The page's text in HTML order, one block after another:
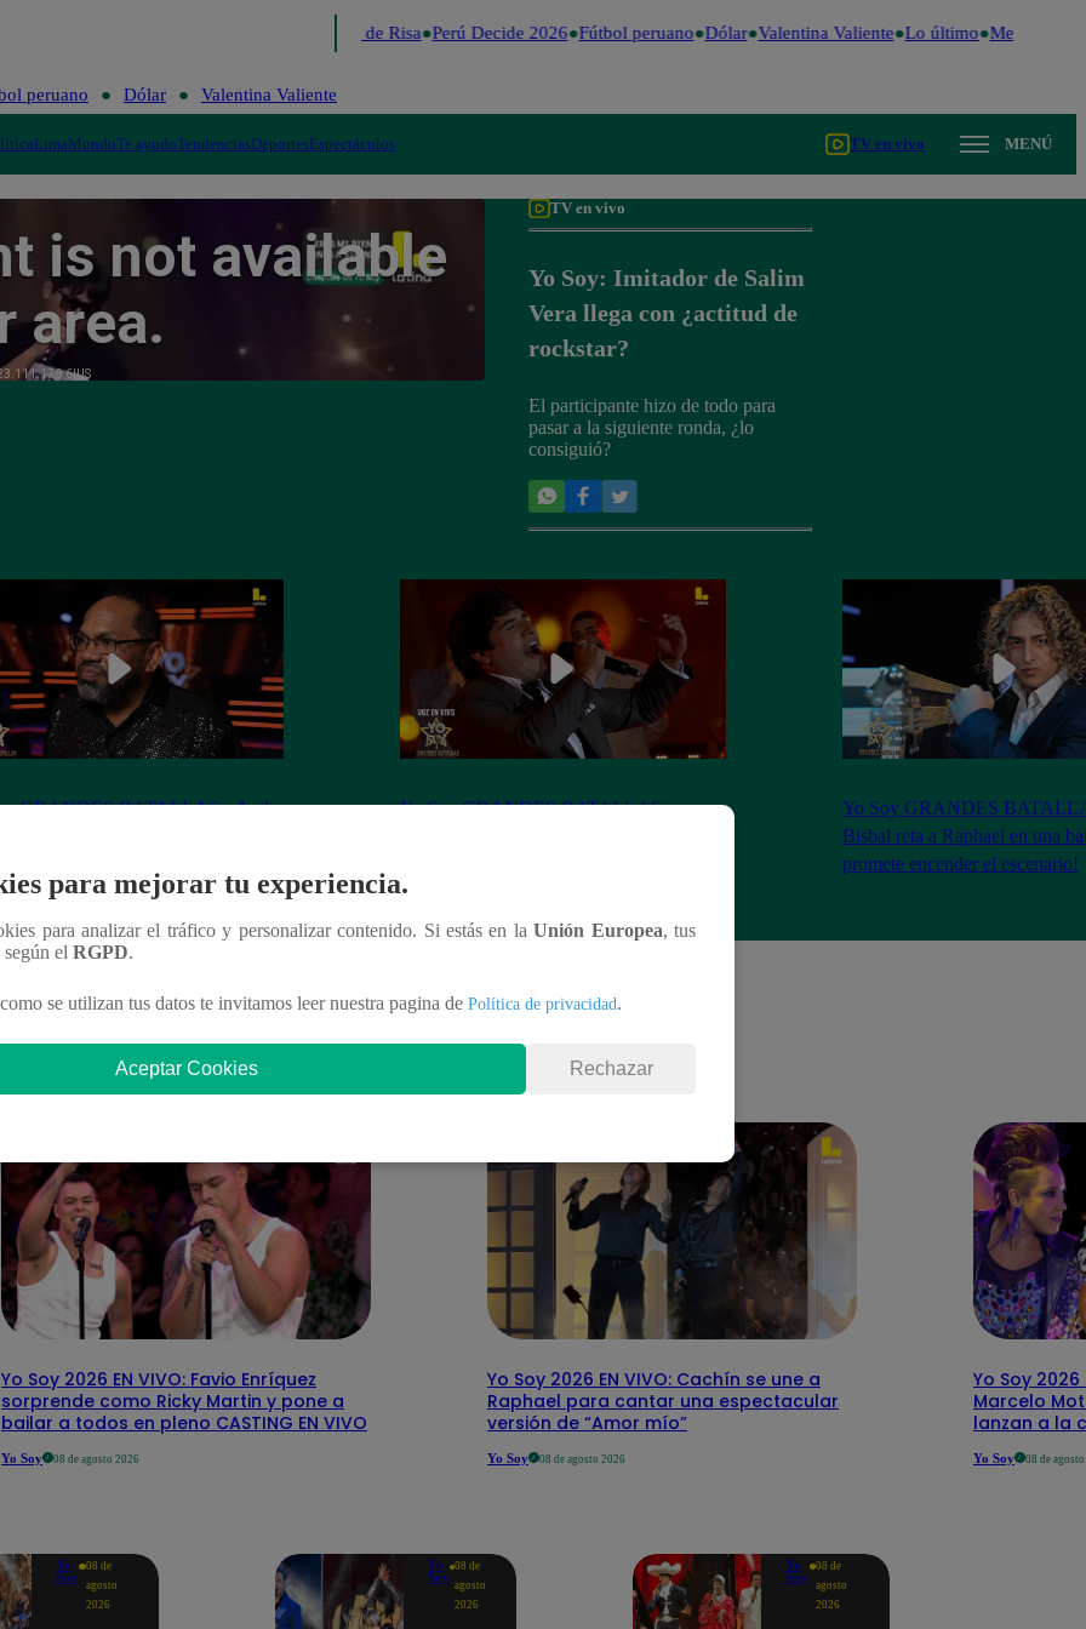
Me Caigo de Risa Perú Decide 2026 Fútbol peruano Dólar Valentina Valiente Lo último Me Caigo de
peruano Dólar Valentina Valiente
LimaMundoTe ayudoTendenciasDeportesEspectáculos TV en vivo MENÚ
TV en vivo
Yo Soy: Imitador de Salim
Vera llega con ¿actitud de
rockstar?
El participante hizo de todo para
pasar a la siguiente ronda, ¿lo
consiguió?
GRANDES BATALLAS: ¡Andy
Yo Soy GRANDES BATALLAS:
Yo Soy GRANDES
Bisbal reta a Raphael en una
promete encender el escenario!
Yo Soy 2026 EN VIVO: Favio Enríquez
sorprende como Ricky Martin y pone a
bailar a todos en pleno CASTING EN VIVO
Yo Soy 08 de agosto 2026
Yo Soy 2026 EN VIVO: Cachín se une a
Raphael para cantar una espectacular
versión de “Amor mío”
Yo Soy 08 de agosto 2026
Yo Soy 2026
Marcelo
lanzan a la
Yo Soy 08 de
Yo
Soy
08 de
agosto
2026
Yo
Soy
08 de
agosto
2026
Yo
Soy
08 de
agosto
2026
para mejorar tu experiencia.
para analizar el tráfico y personalizar contenido. Si estás en laUnión Europea, tus
según el RGPD.
se utilizan tus datos te invitamos leer nuestra pagina de Política de privacidad.
Aceptar Cookies Rechazar